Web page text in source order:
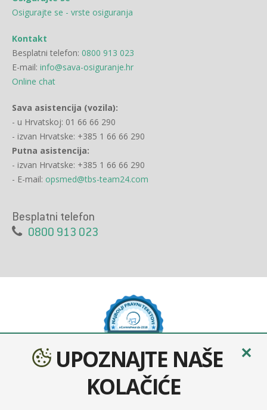
Osigurajte se - vrste osiguranja
Kontakt
Besplatni telefon: 0800 913 023
E-mail: info@sava-osiguranje.hr
Online chat
Sava asistencija (vozila):
- u Hrvatskoj: 01 66 66 290
- izvan Hrvatske: +385 1 66 66 290
Putna asistencija:
- izvan Hrvatske: +385 1 66 66 290
- E-mail: opsmed@tbs-team24.com
Besplatni telefon
0800 913 023
✕
UPOZNAJTE NAŠE
KOLAČIĆE